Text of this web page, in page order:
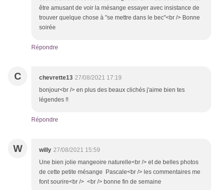
être amusant de voir la mésange essayer avec insistance de
trouver quelque chose à "se mettre dans le bec"<br /> Bonne
soirée
Répondre
C chevrette13 27/08/2021 17:19
bonjour<br /> en plus des beaux clichés j'aime bien tes
légendes !!
Répondre
W willy 27/08/2021 15:59
Une bien jolie mangeoire naturelle<br /> et de belles photos
de cette petite mésange Pascale<br /> les commentaires me
font sourire<br /> <br /> bonne fin de semaine